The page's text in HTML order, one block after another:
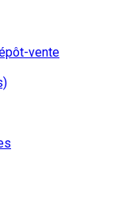
vente